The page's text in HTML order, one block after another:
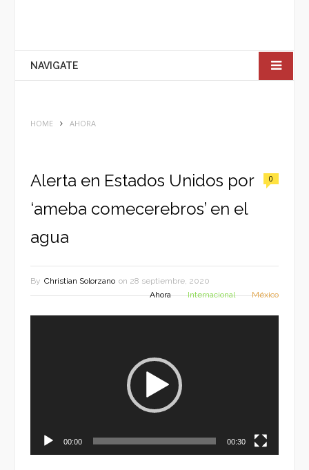
NAVIGATE
HOME AHORA
Alerta en Estados Unidos por
‘ameba comecerebros’ en el
agua
0
By Christian Solorzano on 28 septiembre, 2020
Ahora
Internacional México
00:00 00:30